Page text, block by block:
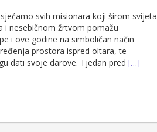
svih misionara koji širom svijeta
i nesebičnom žrtvom pomažu
i ove godine na simboličan način
prostora ispred oltara, te
dati svoje darove. Tjedan pred […]